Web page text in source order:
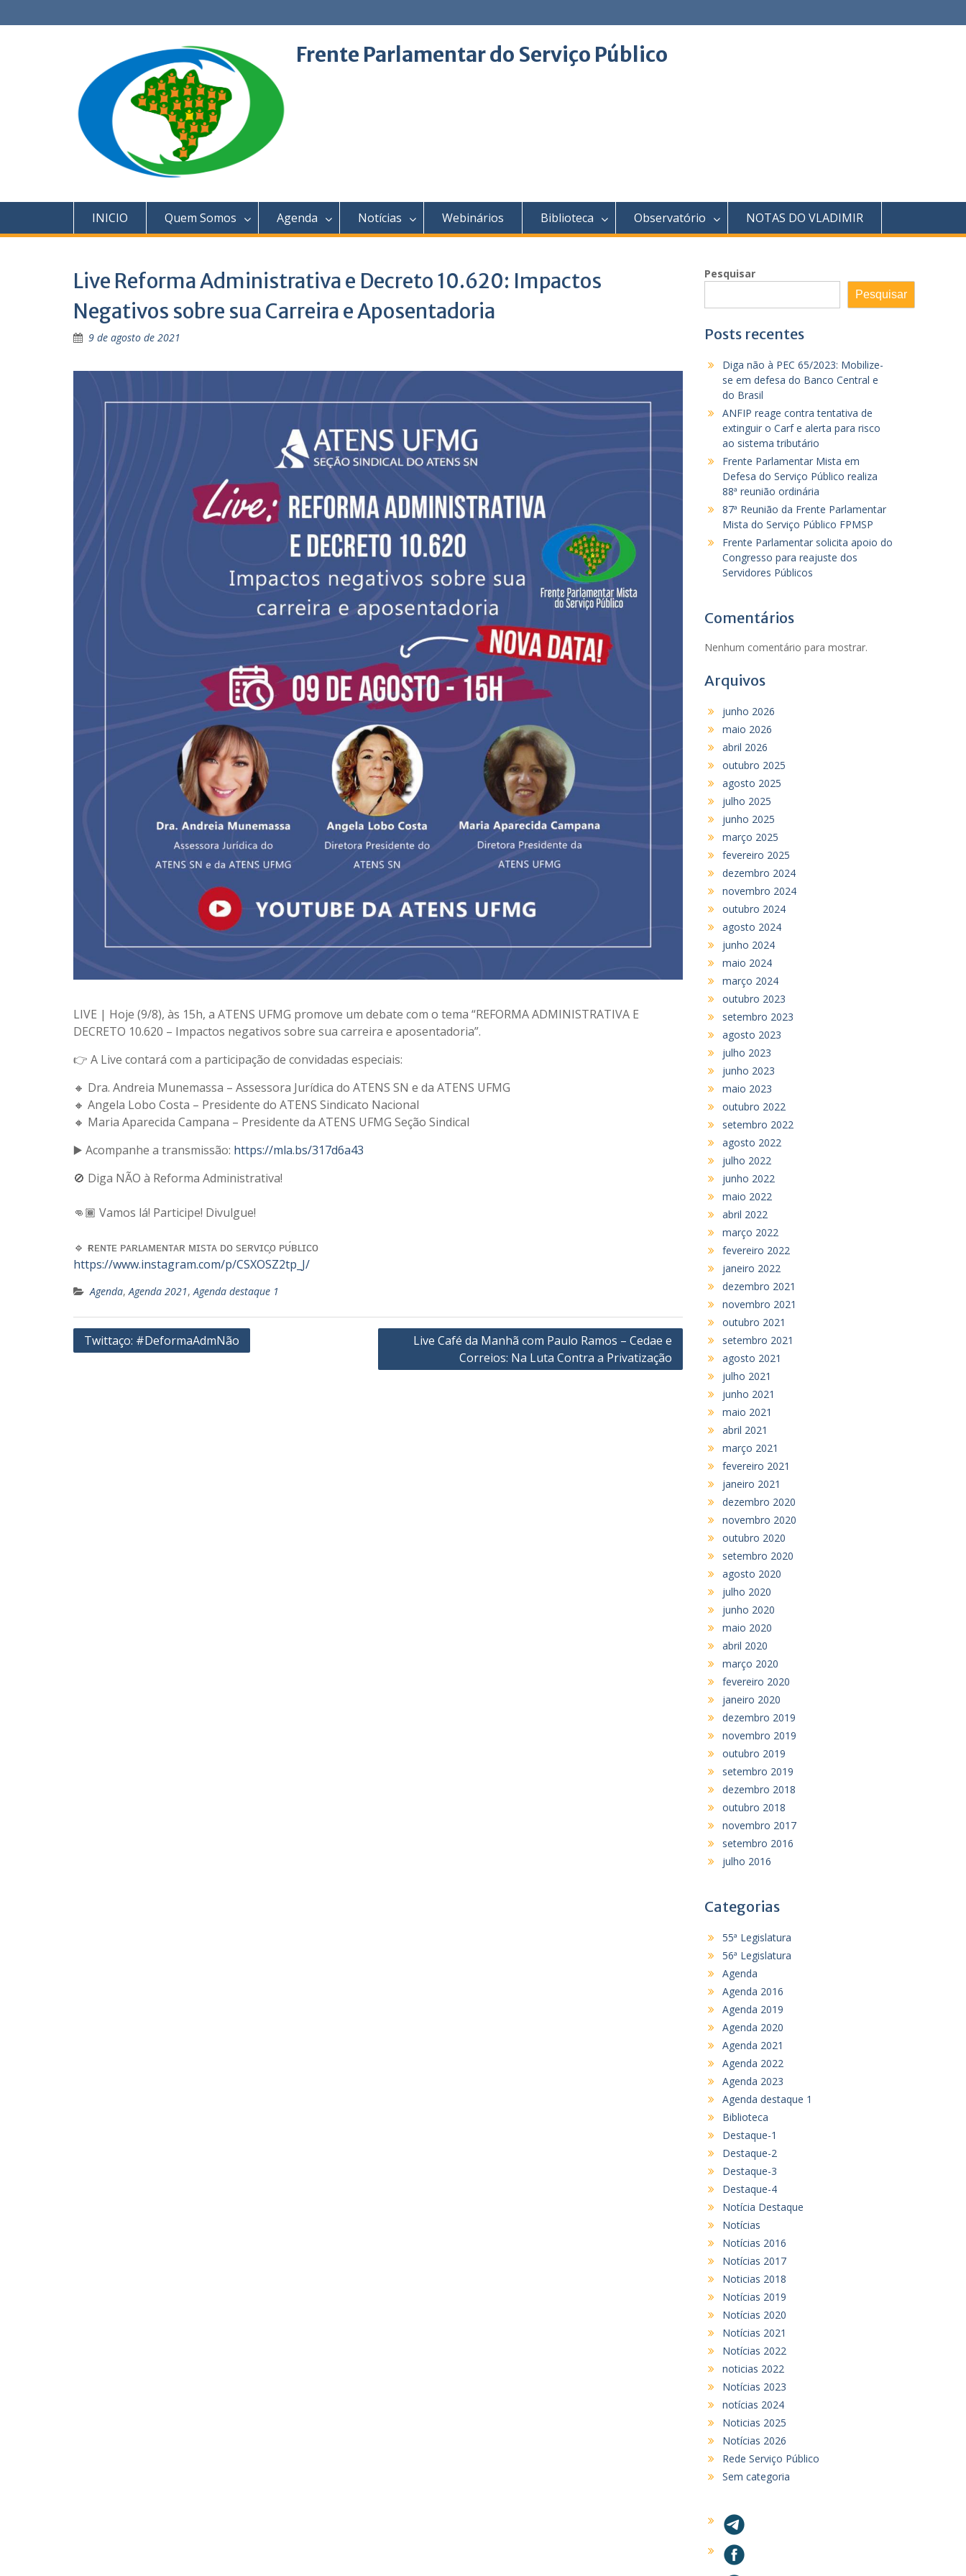
to
Frente Parlamentar do Serviço Público
INICIO Quem Somos Agenda Notícias Webinários Biblioteca Observatório NOTAS DO VLADIMIR
Live Reforma Administrativa e Decreto 10.620: Impactos
Negativos sobre sua Carreira e Aposentadoria
9 de agosto de 2021
LIVE | Hoje (9/8), às 15h, a ATENS UFMG promove um debate com o tema “REFORMA ADMINISTRATIVA E
DECRETO 10.620 – Impactos negativos sobre sua carreira e aposentadoria”.
👉 A Live contará com a participação de convidadas especiais:
🔸 Dra. Andreia Munemassa – Assessora Jurídica do ATENS SN e da ATENS UFMG
🔸 Angela Lobo Costa – Presidente do ATENS Sindicato Nacional
🔸 Maria Aparecida Campana – Presidente da ATENS UFMG Seção Sindical
▶️ Acompanhe a transmissão: https://mla.bs/317d6a43
🚫 Diga NÃO à Reforma Administrativa!
👊🏾 Vamos lá! Participe! Divulgue!
🔹 ғʀᴇɴᴛᴇ ᴘᴀʀʟᴀᴍᴇɴᴛᴀʀ ᴍɪsᴛᴀ ᴅᴏ sᴇʀᴠɪᴄ̧ᴏ ᴘᴜ́ʙʟɪᴄᴏ
https://www.instagram.com/p/CSXOSZ2tp_J/
Agenda,Agenda 2021,Agenda destaque 1
Navegação
Twittaço: #DeformaAdmNão
Live Café da Manhã com Paulo Ramos – Cedae e
Correios: Na Luta Contra a Privatização
Pesquisar
Pesquisar
Posts recentes
Diga não à PEC 65/2023: Mobilize-
se em defesa do Banco Central e
do Brasil
ANFIP reage contra tentativa de
extinguir o Carf e alerta para risco
ao sistema tributário
Frente Parlamentar Mista em
Defesa do Serviço Público realiza
88ª reunião ordinária
87ª Reunião da Frente Parlamentar
Mista do Serviço Público FPMSP
Frente Parlamentar solicita apoio do
Congresso para reajuste dos
Servidores Públicos
Comentários
Nenhum comentário para mostrar.
Arquivos
junho 2026
maio 2026
abril 2026
outubro 2025
agosto 2025
julho 2025
junho 2025
março 2025
fevereiro 2025
dezembro 2024
novembro 2024
outubro 2024
agosto 2024
junho 2024
maio 2024
março 2024
outubro 2023
setembro 2023
agosto 2023
julho 2023
junho 2023
maio 2023
outubro 2022
setembro 2022
agosto 2022
julho 2022
junho 2022
maio 2022
abril 2022
março 2022
fevereiro 2022
janeiro 2022
dezembro 2021
novembro 2021
outubro 2021
setembro 2021
agosto 2021
julho 2021
junho 2021
maio 2021
abril 2021
março 2021
fevereiro 2021
janeiro 2021
dezembro 2020
novembro 2020
outubro 2020
setembro 2020
agosto 2020
julho 2020
junho 2020
maio 2020
abril 2020
março 2020
fevereiro 2020
janeiro 2020
dezembro 2019
novembro 2019
outubro 2019
setembro 2019
dezembro 2018
outubro 2018
novembro 2017
setembro 2016
julho 2016
Categorias
55ª Legislatura
56ª Legislatura
Agenda
Agenda 2016
Agenda 2019
Agenda 2020
Agenda 2021
Agenda 2022
Agenda 2023
Agenda destaque 1
Biblioteca
Destaque-1
Destaque-2
Destaque-3
Destaque-4
Notícia Destaque
Notícias
Notícias 2016
Notícias 2017
Noticias 2018
Notícias 2019
Notícias 2020
Notícias 2021
Notícias 2022
noticias 2022
Notícias 2023
notícias 2024
Noticias 2025
Notícias 2026
Rede Serviço Público
Sem categoria